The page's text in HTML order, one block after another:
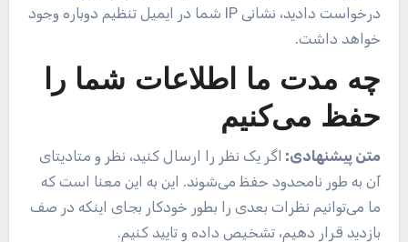
درخواست دادید، نشانی IP شما در ایمیل تنظیم دوباره وجود
خواهد داشت.
چه مدت ما اطلاعات شما را
حفظ می‌کنیم
متن پیشنهادی: اگر یک نظر را ارسال کنید، نظر و متادیتای
آن به طور نامحدود حفظ می‌شوند. این به این معنا است که
ما می‌توانیم نظرات بعدی را بطور خودکار بجای اینکه در صف
بازدید قرار دهیم، تشخیص داده و تایید کنیم.